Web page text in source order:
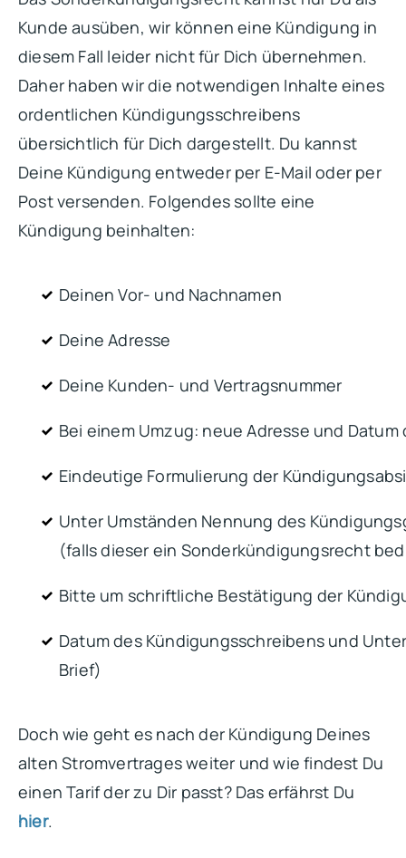
Kunde ausüben, wir können eine Kündigung in
diesem Fall leider nicht für Dich übernehmen.
Daher haben wir die notwendigen Inhalte eines
ordentlichen Kündigungsschreibens
übersichtlich für Dich dargestellt. Du kannst
Deine Kündigung entweder per E-Mail oder per
Post versenden. Folgendes sollte eine
Kündigung beinhalten:
Deinen Vor- und Nachnamen
Deine Adresse
Deine Kunden- und Vertragsnummer
Bei einem Umzug: neue Adresse und Datum
Eindeutige Formulierung der
Unter Umständen Nennung des
(falls dieser ein Sonderkündigungsrecht
Bitte um schriftliche Bestätigung der
Datum des Kündigungsschreibens und
Brief)
Doch wie geht es nach der Kündigung Deines
alten Stromvertrages weiter und wie findest Du
einen Tarif der zu Dir passt? Das erfährst Du
hier.